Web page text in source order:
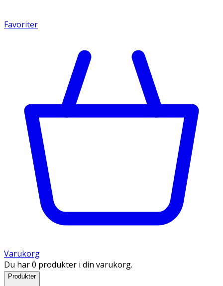
Favoriter
Varukorg
Du har 0 produkter i din varukorg.
Produkter